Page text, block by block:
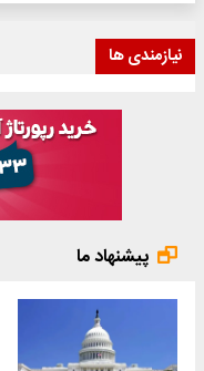
نیازمندی ها
پیشنهاد ما